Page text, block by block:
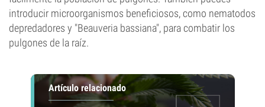
introducir microorganismos beneficiosos, como nematodos
depredadores y "Beauveria bassiana", para combatir los
pulgones de la raíz.
Artículo relacionado